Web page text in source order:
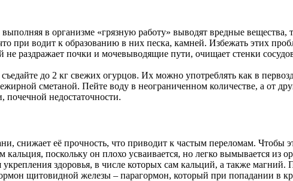
в организме «грязную работу» выводят вредные
при водит к образованию в них песка, камней. Избежать этих
раздражает почки и мочевыводящие пути, очищает стенки
до 2 кг свежих огурцов. Их можно употреблять как в
сметаной. Пейте воду в неограниченном количестве, а от
недостаточности.
снижает её прочность, что приводит к частым переломам. Чтобы
поскольку он плохо усваивается, но легко вымывается из
здоровья, в числе которых сам кальций, а также магний.
щитовидной железы – парагормон, который при попадании в